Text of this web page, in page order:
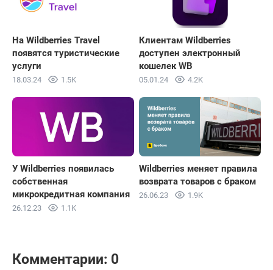
На Wildberries Travel
появятся туристические
услуги
18.03.24 1.5K
Клиентам Wildberries
доступен электронный
кошелек WB
05.01.24 4.2K
У Wildberries появилась
собственная
микрокредитная компания
26.12.23 1.1K
Wildberries меняет правила
возврата товаров с браком
26.06.23 1.9K
Комментарии: 0